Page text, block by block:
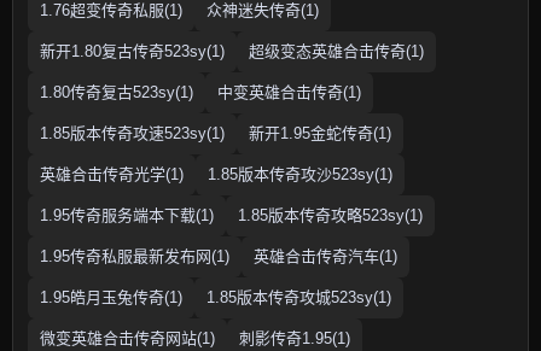
1.76超变传奇私服(1) 众神迷失传奇(1)
新开1.80复古传奇523sy(1) 超级变态英雄合击传奇(1)
1.80传奇复古523sy(1) 中变英雄合击传奇(1)
1.85版本传奇攻速523sy(1) 新开1.95金蛇传奇(1)
英雄合击传奇光学(1) 1.85版本传奇攻沙523sy(1)
1.95传奇服务端本下载(1) 1.85版本传奇攻略523sy(1)
1.95传奇私服最新发布网(1) 英雄合击传奇汽车(1)
1.95皓月玉兔传奇(1) 1.85版本传奇攻城523sy(1)
微变英雄合击传奇网站(1) 刺影传奇1.95(1)